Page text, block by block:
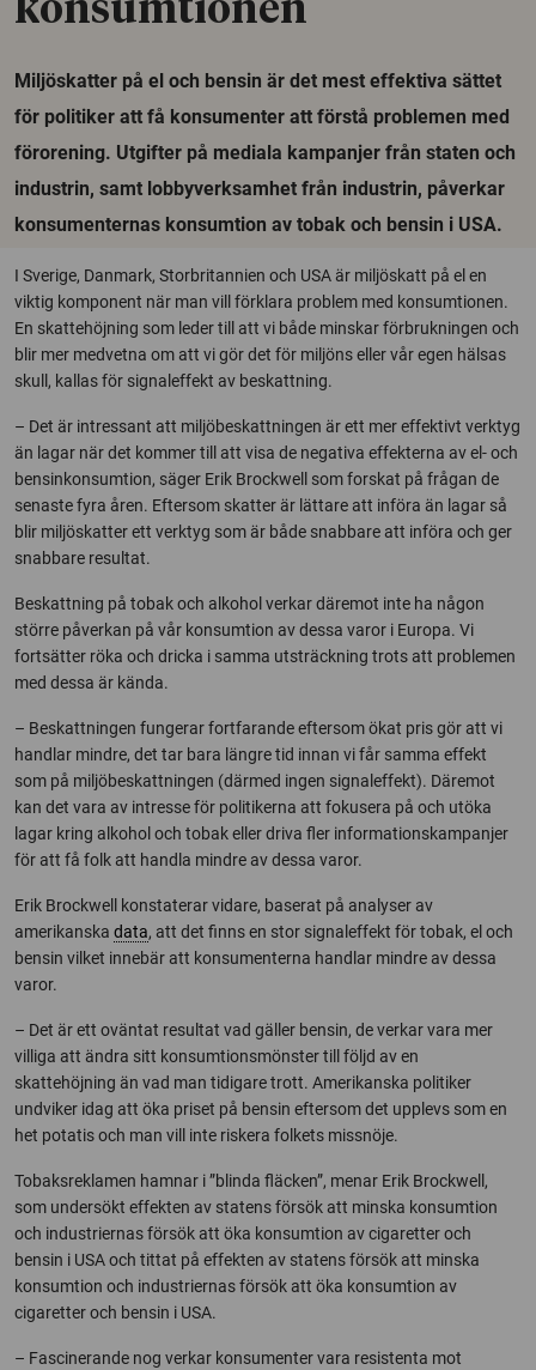
konsumtionen
Miljöskatter på el och bensin är det mest effektiva sättet
för politiker att få konsumenter att förstå problemen med
förorening. Utgifter på mediala kampanjer från staten och
industrin, samt lobbyverksamhet från industrin, påverkar
konsumenternas konsumtion av tobak och bensin i USA.
I Sverige, Danmark, Storbritannien och USA är miljöskatt på el en
viktig komponent när man vill förklara problem med konsumtionen.
En skattehöjning som leder till att vi både minskar förbrukningen och
blir mer medvetna om att vi gör det för miljöns eller vår egen hälsas
skull, kallas för signaleffekt av beskattning.
– Det är intressant att miljöbeskattningen är ett mer effektivt verktyg
än lagar när det kommer till att visa de negativa effekterna av el- och
bensinkonsumtion, säger Erik Brockwell som forskat på frågan de
senaste fyra åren. Eftersom skatter är lättare att införa än lagar så
blir miljöskatter ett verktyg som är både snabbare att införa och ger
snabbare resultat.
Beskattning på tobak och alkohol verkar däremot inte ha någon
större påverkan på vår konsumtion av dessa varor i Europa. Vi
fortsätter röka och dricka i samma utsträckning trots att problemen
med dessa är kända.
– Beskattningen fungerar fortfarande eftersom ökat pris gör att vi
handlar mindre, det tar bara längre tid innan vi får samma effekt
som på miljöbeskattningen (därmed ingen signaleffekt). Däremot
kan det vara av intresse för politikerna att fokusera på och utöka
lagar kring alkohol och tobak eller driva fler informationskampanjer
för att få folk att handla mindre av dessa varor.
Erik Brockwell konstaterar vidare, baserat på analyser av
amerikanska data, att det finns en stor signaleffekt för tobak, el och
bensin vilket innebär att konsumenterna handlar mindre av dessa
varor.
– Det är ett oväntat resultat vad gäller bensin, de verkar vara mer
villiga att ändra sitt konsumtionsmönster till följd av en
skattehöjning än vad man tidigare trott. Amerikanska politiker
undviker idag att öka priset på bensin eftersom det upplevs som en
het potatis och man vill inte riskera folkets missnöje.
Tobaksreklamen hamnar i ”blinda fläcken”, menar Erik Brockwell,
som undersökt effekten av statens försök att minska konsumtion
och industriernas försök att öka konsumtion av cigaretter och
bensin i USA och tittat på effekten av statens försök att minska
konsumtion och industriernas försök att öka konsumtion av
cigaretter och bensin i USA.
– Fascinerande nog verkar konsumenter vara resistenta mot